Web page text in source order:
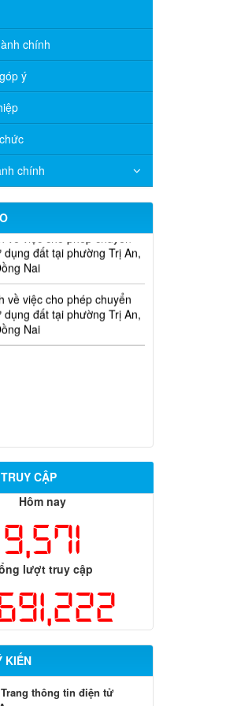
chính
ý
chính
phát tờ gấp tuyên truyền
luật về hộ tịch
việc cho phép chuyển
dụng đất tại phường Trị An,
việc cho phép chuyển
đất tại phường Trị An,
Nai
về việc cho phép chuyển
đất tại phường Trị An,
Nai
CẬP
Hôm nay
9,571
lượt truy cập
KIẾN
thông tin điện tử